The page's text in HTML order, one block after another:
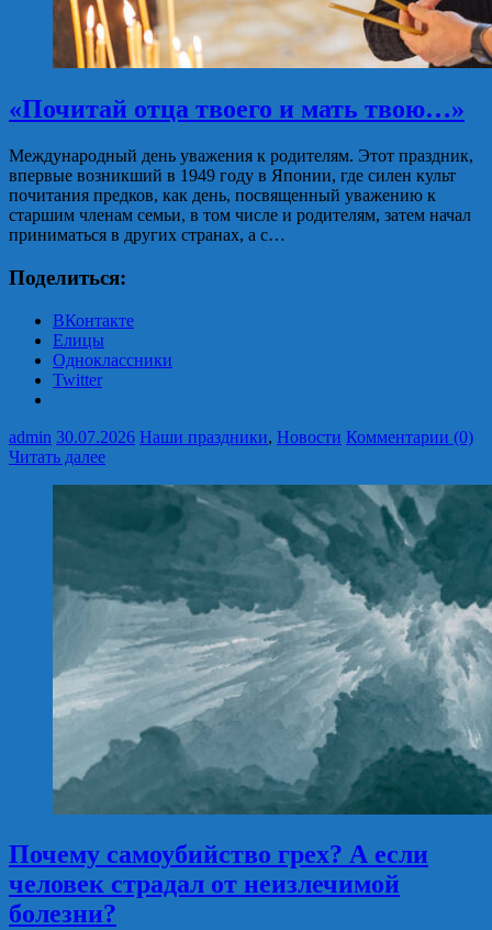
«Почитай отца твоего и мать твою…»
Международный день уважения к родителям. Этот праздник,
впервые возникший в 1949 году в Японии, где силен культ
почитания предков, как день, посвященный уважению к
старшим членам семьи, в том числе и родителям, затем начал
приниматься в других странах, а с…
Поделиться:
ВКонтакте
Елицы
Одноклассники
Twitter
admin 30.07.2026 Наши праздники, Новости Комментарии (0)
Читать далее
Почему самоубийство грех? А если
человек страдал от неизлечимой
болезни?